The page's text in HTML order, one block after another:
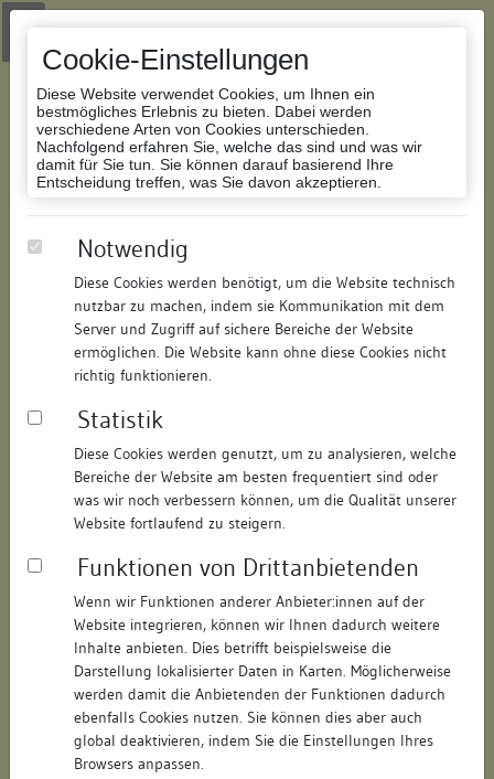
Cookie-Einstellungen
Diese Website verwendet Cookies, um Ihnen ein
bestmögliches Erlebnis zu bieten. Dabei werden
verschiedene Arten von Cookies unterschieden.
Nachfolgend erfahren Sie, welche das sind und was wir
damit für Sie tun. Sie können darauf basierend Ihre
Entscheidung treffen, was Sie davon akzeptieren.
Notwendig
Diese Cookies werden benötigt, um die Website technisch
nutzbar zu machen, indem sie Kommunikation mit dem
Server und Zugriff auf sichere Bereiche der Website
ermöglichen. Die Website kann ohne diese Cookies nicht
richtig funktionieren.
Statistik
Diese Cookies werden genutzt, um zu analysieren, welche
Bereiche der Website am besten frequentiert sind oder
was wir noch verbessern können, um die Qualität unserer
Website fortlaufend zu steigern.
Funktionen von Drittanbietenden
Wenn wir Funktionen anderer Anbieter:innen auf der
Website integrieren, können wir Ihnen dadurch weitere
Inhalte anbieten. Dies betrifft beispielsweise die
Darstellung lokalisierter Daten in Karten. Möglicherweise
werden damit die Anbietenden der Funktionen dadurch
ebenfalls Cookies nutzen. Sie können dies aber auch
global deaktivieren, indem Sie die Einstellungen Ihres
Browsers anpassen.
Zur Navigation springen
Zum Inhalt der Website springen
Datenbank Bauforschung/Restaurierung
111919264518/Datum:19.12.2013
Datenbestand:
Bauforschung
Als PDF herunterladen:
Objektdaten
Straße: Fischenzstraße
Hausnummer: 26
Postleitzahl: 78462
Stadt-Teilort: Konstanz
Regierungsbezirk: Freiburg
Konstanz (Landkreis)
Wohnplatzschlüssel: 8335043012